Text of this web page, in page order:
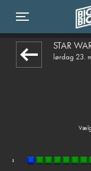
Toggle
STAR
lørdag 23.